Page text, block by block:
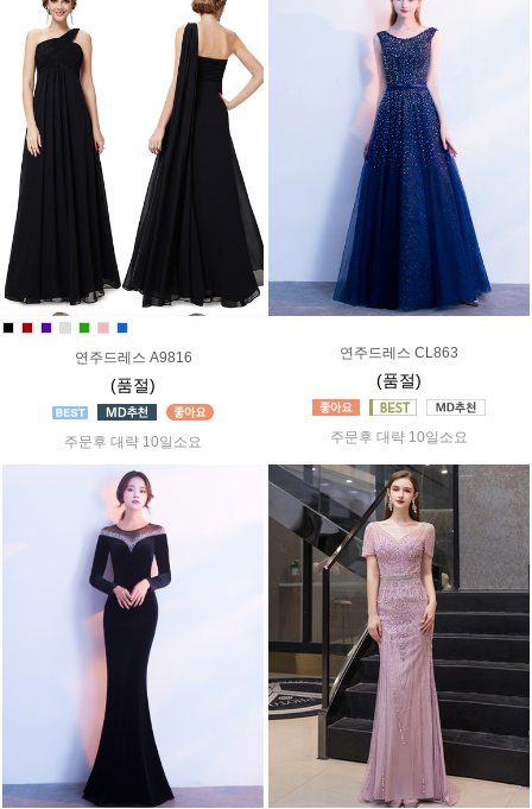
연주드레스 A9816
(품절)
주문후 대략 10일소요
연주드레스 CL863
(품절)
주문후 대략 10일소요